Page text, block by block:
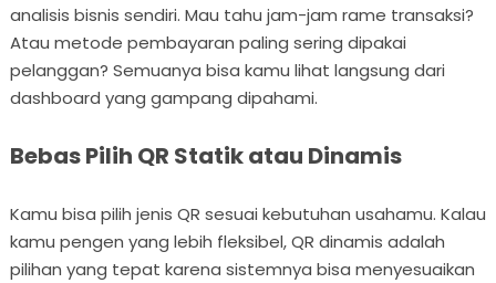
analisis bisnis sendiri. Mau tahu jam-jam rame transaksi?
Atau metode pembayaran paling sering dipakai
pelanggan? Semuanya bisa kamu lihat langsung dari
dashboard yang gampang dipahami.
Bebas Pilih QR Statik atau Dinamis
Kamu bisa pilih jenis QR sesuai kebutuhan usahamu. Kalau
kamu pengen yang lebih fleksibel, QR dinamis adalah
pilihan yang tepat karena sistemnya bisa menyesuaikan